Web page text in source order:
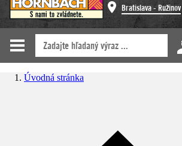
Bratislava - Ružinov
Úvodná stránka